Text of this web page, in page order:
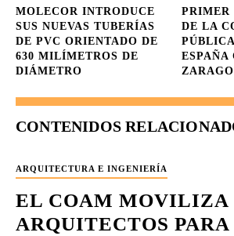
MOLECOR INTRODUCE
SUS NUEVAS TUBERÍAS
DE PVC ORIENTADO DE
630 MILÍMETROS DE
DIÁMETRO
PRIMER
DE LA
ESPAÑA
CONTENIDOS
ARQUITECTURA E INGENIERÍA
EL COAM MOVILIZA
ARQUITECTOS